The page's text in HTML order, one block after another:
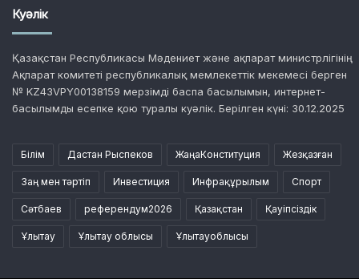
Куәлік
Қазақстан Республикасы Мәдениет және ақпарат министрлігінің
Ақпарат комитеті республикалық мемлекеттік мекемесі берген
№ KZ43VPY00138159 мерзімді баспа басылымын, интернет-
басылымды есепке қою туралы куәлік. Берілген күні: 30.12.2025
Білім Дастан Рыспеков ЖаңаКонституция Жезқазған
Заң мен тәртіп Инвестиция Инфрақұрылым Спорт
Сәтбаев референдум2026 Қазақстан Қауіпсіздік
Ұлытау Ұлытау облысы Ұлытауоблысы